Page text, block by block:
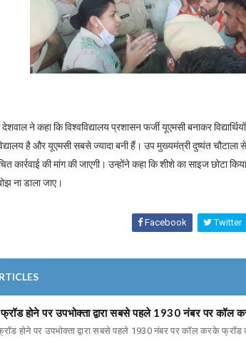
ने कहा कि विश्वविद्यालय प्रशासन फर्जी यूएमसी बनाकर
है और यूएमसी सबसे ज्यादा बनी हैं। उप मुख्यमंत्री दुष्यंत चौटाला से
कार्रवाई की मांग की जाएगी। उन्होंने कहा कि शीशे का साइज छोटा
ना डाला जाए।
Facebook Twitter
होने पर उपभोक्ता द्वारा सबसे पहले 1930 नंबर पर कॉल
होने पर उपभोक्ता द्वारा सबसे पहले 1930 नंबर पर कॉल करके फ्रॉड